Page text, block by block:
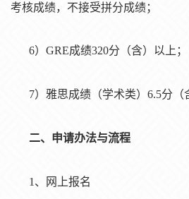
考核成绩，不接受拼分成绩；
6）GRE成绩320分（含）以上；
7）雅思成绩（学术类）6.5分（
二、申请办法与流程
1、 网上报名